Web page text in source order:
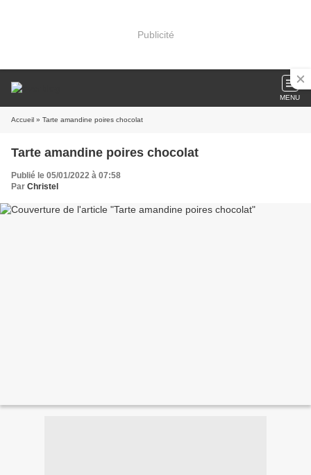
Publicité
MENU
Accueil » Tarte amandine poires chocolat
Tarte amandine poires chocolat
Publié le 05/01/2022 à 07:58
Par Christel